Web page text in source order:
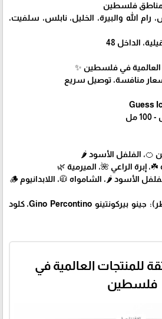
مناطق فلسطين
الله والبيرة، الخليل، نابلس، سلفيت،
الداخل 48
العالمية في فلسطين ✨
Guess
🍊، الفلفل الأسود 🌶️
☘️، إبرة الراعي 🌺، الميرمية 🌿
الأسود 🌶️، الشامواه 🧥، اللابدانيوم 🪵
📝 العطاران (مصمما العطر): جينو بيركونتينو Gino Percontino، كلود
ثقة للمنتجات العالمية في
فلسطين